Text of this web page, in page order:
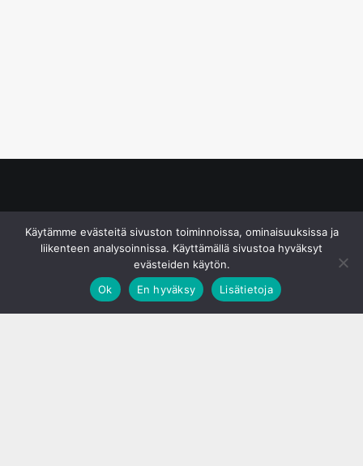
Käytämme evästeitä sivuston toiminnoissa, ominaisuuksissa ja
liikenteen analysoinnissa. Käyttämällä sivustoa hyväksyt
evästeiden käytön.
Ok
En hyväksy Lisätietoja